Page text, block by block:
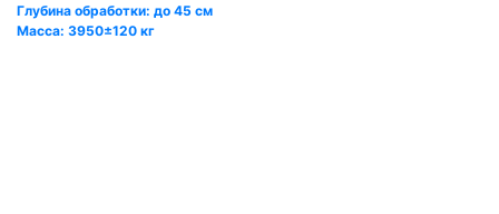
Глубина обработки: до 45 см
Масса: 3950±120 кг